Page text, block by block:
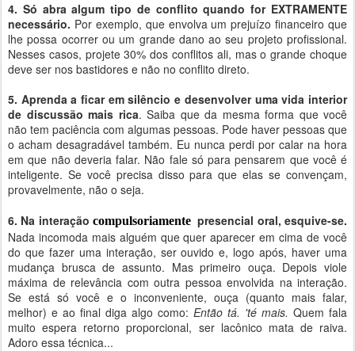
4. Só abra algum tipo de conflito quando for EXTRAMENTE
necessário. Por exemplo, que envolva um prejuízo financeiro que
lhe possa ocorrer ou um grande dano ao seu projeto profissional.
Nesses casos, projete 30% dos conflitos ali, mas o grande choque
deve ser nos bastidores e não no conflito direto.
5. Aprenda a ficar em silêncio e desenvolver uma vida interior
de discussão mais rica. Saiba que da mesma forma que você
não tem paciência com algumas pessoas. Pode haver pessoas que
o acham desagradável também. Eu nunca perdi por calar na hora
em que não deveria falar. Não fale só para pensarem que você é
inteligente. Se você precisa disso para que elas se convençam,
provavelmente, não o seja.
6. Na interação compulsoriamentepresencial oral, esquive-se.
Nada incomoda mais alguém que quer aparecer em cima de você
do que fazer uma interação, ser ouvido e, logo após, haver uma
mudança brusca de assunto. Mas primeiro ouça. Depois viole
máxima de relevância com outra pessoa envolvida na interação.
Se está só você e o inconveniente, ouça (quanto mais falar,
melhor) e ao final diga algo como: Então tá. 'té mais. Quem fala
muito espera retorno proporcional, ser lacônico mata de raiva.
Adoro essa técnica...